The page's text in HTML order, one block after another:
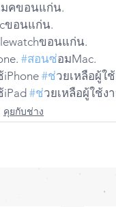
คขอนแก่น.
ขอนแก่น.
ขอนแก่น.
#สอนซ่อมMac.
iPhone #ชวยเหลือผู้ใ
iPad #ชวยเหลือผู้ใช้ง
คุยกับช่าง